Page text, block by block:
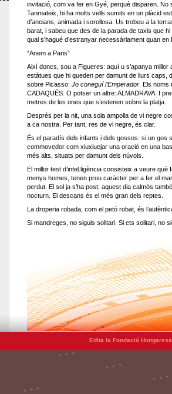
invitació, com va fer en Gyé, perquè disparen. No
Tanmateix, hi ha molts vells sumits en un plàcid
d’ancians, animada i sorollosa. Us trobeu a la
barat, i sabeu que des de la parada de taxis que
qual s’hagué d’estranyar necessàriament quan
“Anem a Paris”
Així doncs, sou a Figueres: aquí u s’apanya
estàtues que hi queden per damunt de llurs caps,
sobre Picasso: Jo coneguí l’Emperador . Els
CADAQUÉS. O potser un altre: ALMADRAVA. I
metres de les ones que s’estenen sobre la platja.
Després per la nit, una sola ampolla de vi negre
a ca nostra. Per tant, res de vi negre, és clar.
És el paradís dels infants i dels gossos: si un gos
commovedor com xiuxiuejar una oració en una
més alts, situats per damunt dels núvols.
El millor test d’intel.ligència consisteix a veure
menys homes, tenen prou caràcter per a fer el
perdut. El sol ja s’ha post; aquest dia calmós
nocturn. El descans és el més gran dels reptes.
La droperia robada, com el petó robat, és
Si mandreges, no siguis solitari. Si ets solitari, no
Edita la Fondació